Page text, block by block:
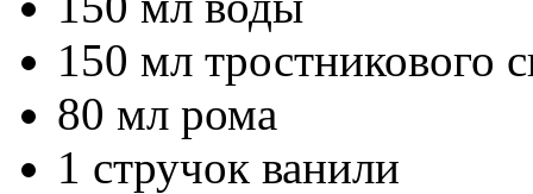
150 мл тростникового
80 мл рома
1 стручок ванили